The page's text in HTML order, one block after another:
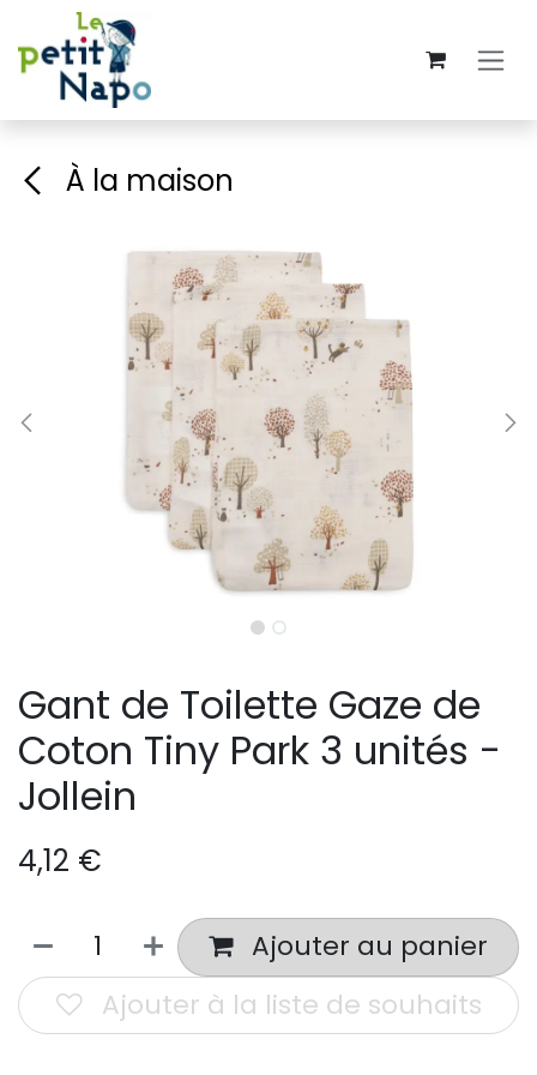
Se rendre au contenu
À la maison
Gant de Toilette Gaze de
Coton Tiny Park 3 unités -
Jollein
4,12 €
Ajouter au panier
Ajouter à la liste de souhaits